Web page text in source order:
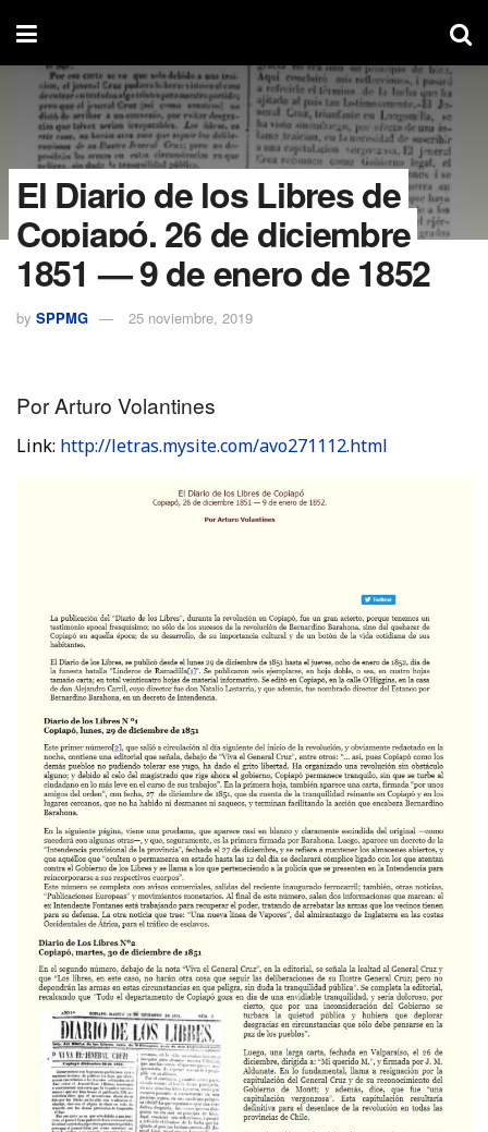
El Diario de los Libres de
Copiapó, 26 de diciembre
1851 — 9 de enero de 1852
by SPPMG 25 noviembre, 2019
Por Arturo Volantines
Link: http://letras.mysite.com/avo271112.html